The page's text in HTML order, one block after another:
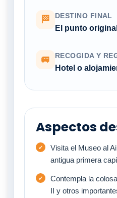
🏁 DESTINO FINAL
El punto
🚐 RECOGIDA Y
Hotel o
Aspectos
Visita el Museo al
antigua primera
Contempla la
II y otros